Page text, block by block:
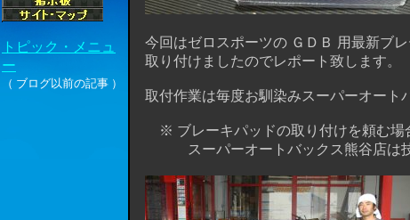
今回はゼロスポーツの ＧＤＢ 用最新ブ
取り付けましたのでレポート致します。
取付作業は毎度お馴染みスーパーオート
※ ブレーキパッドの取り付けを頼む場
スーパーオートバックス熊谷店は技